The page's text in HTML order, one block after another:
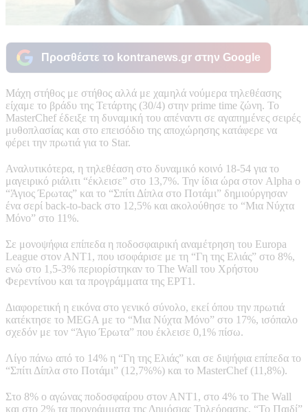
Προσθέστε το kontranews.gr στην Google
Μάχη στήθος με στήθος αλλά με χαμηλά νούμερα τηλεθέασης
είχαμε το βράδυ της Τετάρτης (30/4) στην prime time ζώνη. Το
MasterChef έδειξε τη δυναμική του απέναντι σε αγαπημένες σειρές
μυθοπλασίας και στο επεισόδιο της αποχώρησης κατάφερε να
φέρει την πρωτιά για το Star.
Αναλυτικότερα, η τηλεθέαση στο δυναμικό κοινό 18-54 για το
μαγειρικό ριάλιτι “έκλεισε” στο 13,7%. Την ίδια ώρα στον Alpha ο
“Άγιος Έρωτας” και το “Σπίτι Δίπλα στο Ποτάμι” δημιούργησαν
ένα σερί back-to-back στο 12,5% και ακολούθησε το “Μια Νύχτα
Μόνο” στο 11%.
Σε μονοψήφια επίπεδα η ποδοσφαιρική αναμέτρηση του Europa
League στον ΑΝΤ1, που ισοφάρισε με τη “Γη της Ελιάς” στο 8%,
ενώ στο 1,5-3% περιορίστηκαν το The Wall του Χρήστου
Φερεντίνου και τα προγράμματα της ΕΡΤ1.
Διαφορετική η εικόνα στο γενικό σύνολο, εκεί όπου την πρωτιά
κατέκτησε το MEGA με το “Μια Νύχτα Μόνο” στο 17%, ισόπαλο
σχεδόν με τον “Άγιο Έρωτα” που έκλεισε 0,1% πίσω.
Λίγο πάνω από το 14% η “Γη της Ελιάς” και σε διψήφια επίπεδα το
“Σπίτι Δίπλα στο Ποτάμι” (12,7%%) και το MasterChef (11,8%).
Στο 8% ο αγώνας ποδοσφαίρου στον ΑΝΤ1, στο 4% το The Wall
και στο 2% τα προγράμματα της Δημόσιας Τηλεόρασης, “Το Παιδί”